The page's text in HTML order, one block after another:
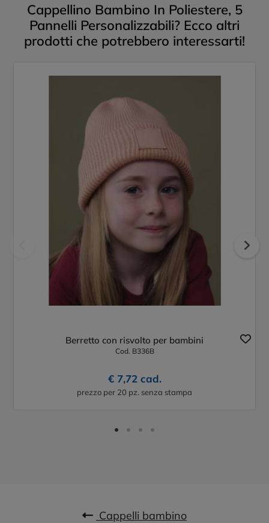
Cappellino Bambino In Poliestere, 5
Pannelli Personalizzabili? Ecco altri
prodotti che potrebbero interessarti!
Berretto con risvolto per bambini
Cod. B336B
€ 7,72 cad.
prezzo per 20 pz. senza stampa
Cappelli bambino